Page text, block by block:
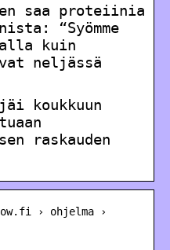
saa proteiinia
“Syömme
kuin
neljässä
koukkuun
raskauden
› ohjelma ›